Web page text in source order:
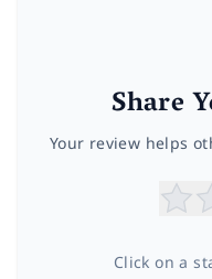
Share
Your review helps
Click on a